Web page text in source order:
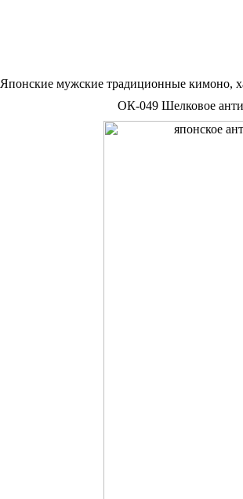
Японские мужские традиционные кимоно,
ОК-049 Шелковое